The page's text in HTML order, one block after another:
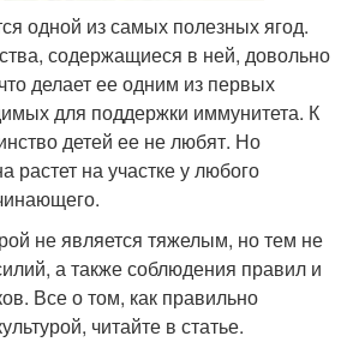
одной из самых полезных ягод.
содержащиеся в ней, довольно
делает ее одним из первых
для поддержки иммунитета. К
детей ее не любят. Но
растет на участке у любого
не является тяжелым, но тем не
а также соблюдения правил и
Все о том, как правильно
читайте в статье.